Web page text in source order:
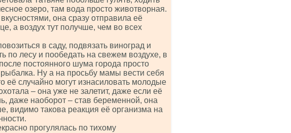
озеро, там вода просто животворная.
она сразу отправила её
а воздух тут получше, чем во всех
в саду, подвязать виноград и
по лесу и пообедать на свежем воздухе, в
постоянного шума города просто
Ну а на просьбу мамы вести себя
её случайно могут изнасиловать молодые
– она уже не залетит, даже если её
даже наоборот – став беременной, она
видимо такова реакция её организма на
прогулялась по тихому